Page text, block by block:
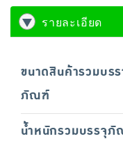
รายละเอียด
ขนาดสินค้ารวมบร
ภัณฑ์
น้ำหนักรวมบรรจุ